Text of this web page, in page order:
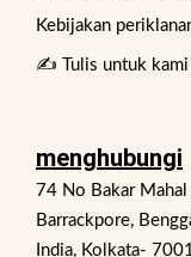
Kebijakan
✍️ Tulis untuk kami
menghubungi
74 No Bakar Mahal
Barrackpore,
India, Kolkata-